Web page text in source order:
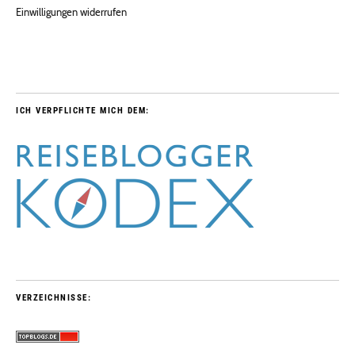
Einwilligungen widerrufen
ICH VERPFLICHTE MICH DEM:
VERZEICHNISSE: